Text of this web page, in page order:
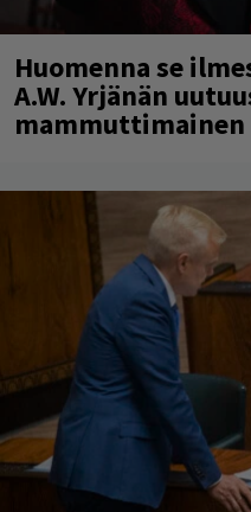
Huomenna se
A.W. Yrjänän
mammuttimainen